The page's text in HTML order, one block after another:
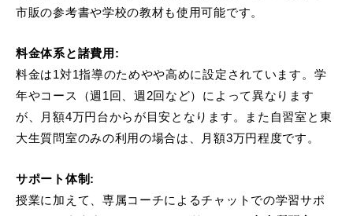
市販の参考書や学校の教材も使用可能です。
料金体系と諸費用:
料金は1対1指導のためやや高めに設定されています。学
年やコース（週1回、週2回など）によって異なります
が、月額4万円台からが目安となります。また自習室と東
大生質問室のみの利用の場合は、月額3万円程度です。
サポート体制:
授業に加えて、専属コーチによるチャットでの学習サポ